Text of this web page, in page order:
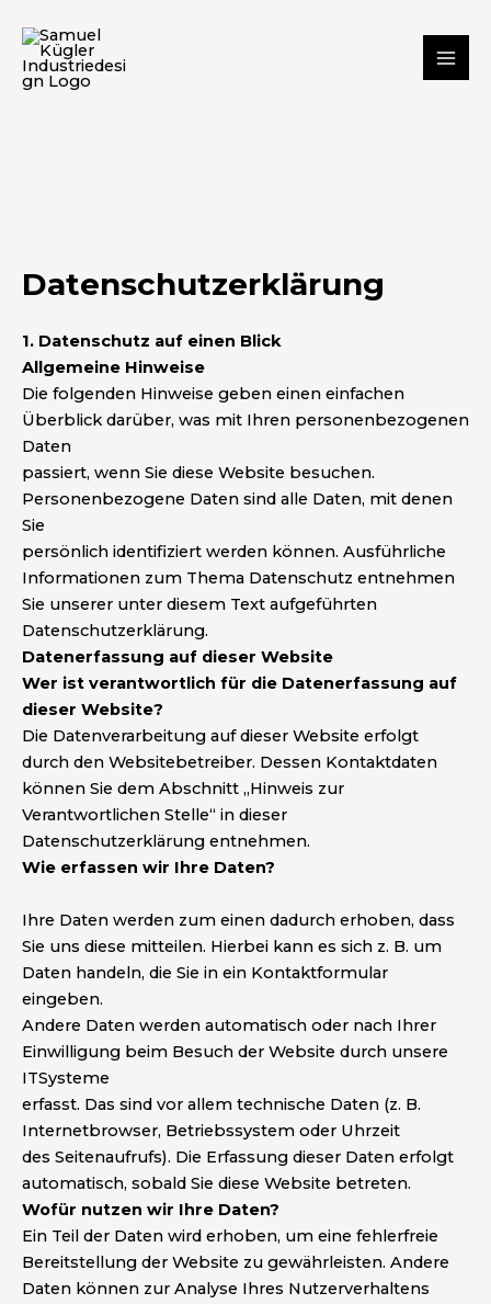
Inhalt
springen
Datenschutzerklärung
1. Datenschutz auf einen Blick
Allgemeine Hinweise
Die folgenden Hinweise geben einen einfachen
Überblick darüber, was mit Ihren personenbezogenen
Daten
passiert, wenn Sie diese Website besuchen.
Personenbezogene Daten sind alle Daten, mit denen
Sie
persönlich identifiziert werden können. Ausführliche
Informationen zum Thema Datenschutz entnehmen
Sie unserer unter diesem Text aufgeführten
Datenschutzerklärung.
Datenerfassung auf dieser Website
Wer ist verantwortlich für die Datenerfassung auf
dieser Website?
Die Datenverarbeitung auf dieser Website erfolgt
durch den Websitebetreiber. Dessen Kontaktdaten
können Sie dem Abschnitt „Hinweis zur
Verantwortlichen Stelle“ in dieser
Datenschutzerklärung entnehmen.
Wie erfassen wir Ihre Daten?
Ihre Daten werden zum einen dadurch erhoben, dass
Sie uns diese mitteilen. Hierbei kann es sich z. B. um
Daten handeln, die Sie in ein Kontaktformular
eingeben.
Andere Daten werden automatisch oder nach Ihrer
Einwilligung beim Besuch der Website durch unsere
ITSysteme
erfasst. Das sind vor allem technische Daten (z. B.
Internetbrowser, Betriebssystem oder Uhrzeit
des Seitenaufrufs). Die Erfassung dieser Daten erfolgt
automatisch, sobald Sie diese Website betreten.
Wofür nutzen wir Ihre Daten?
Ein Teil der Daten wird erhoben, um eine fehlerfreie
Bereitstellung der Website zu gewährleisten. Andere
Daten können zur Analyse Ihres Nutzerverhaltens